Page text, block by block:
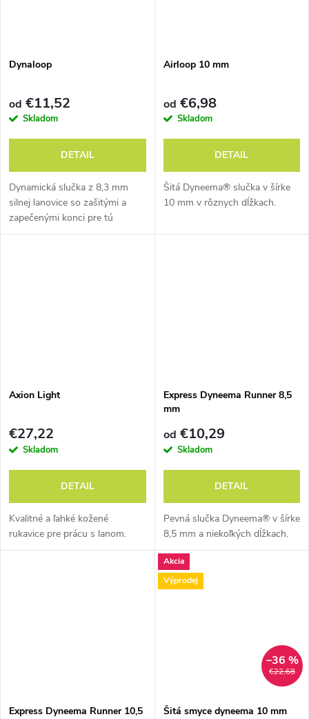
Dynaloop
od €11,52
Skladom
DETAIL
Dynamická slučka z 8,3 mm
silnej lanovice so zašitými a
zapečenými konci pre tú
najvyššiu bezpečnosť.
Airloop 10 mm
od €6,98
Skladom
DETAIL
Šitá Dyneema® slučka v šírke
10 mm v rôznych dĺžkach.
Axion Light
€27,22
Skladom
DETAIL
Kvalitné a ľahké kožené
rukavice pre prácu s lanom.
Express Dyneema Runner 8,5
mm
od €10,29
Skladom
DETAIL
Pevná slučka Dyneema® v šírke
8,5 mm a niekoľkých dĺžkach.
Express Dyneema Runner 10,5
Akcia
Výprodej
€22,68
–36 %
Šitá smyce dyneema 10 mm